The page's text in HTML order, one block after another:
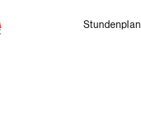
Stundenplan